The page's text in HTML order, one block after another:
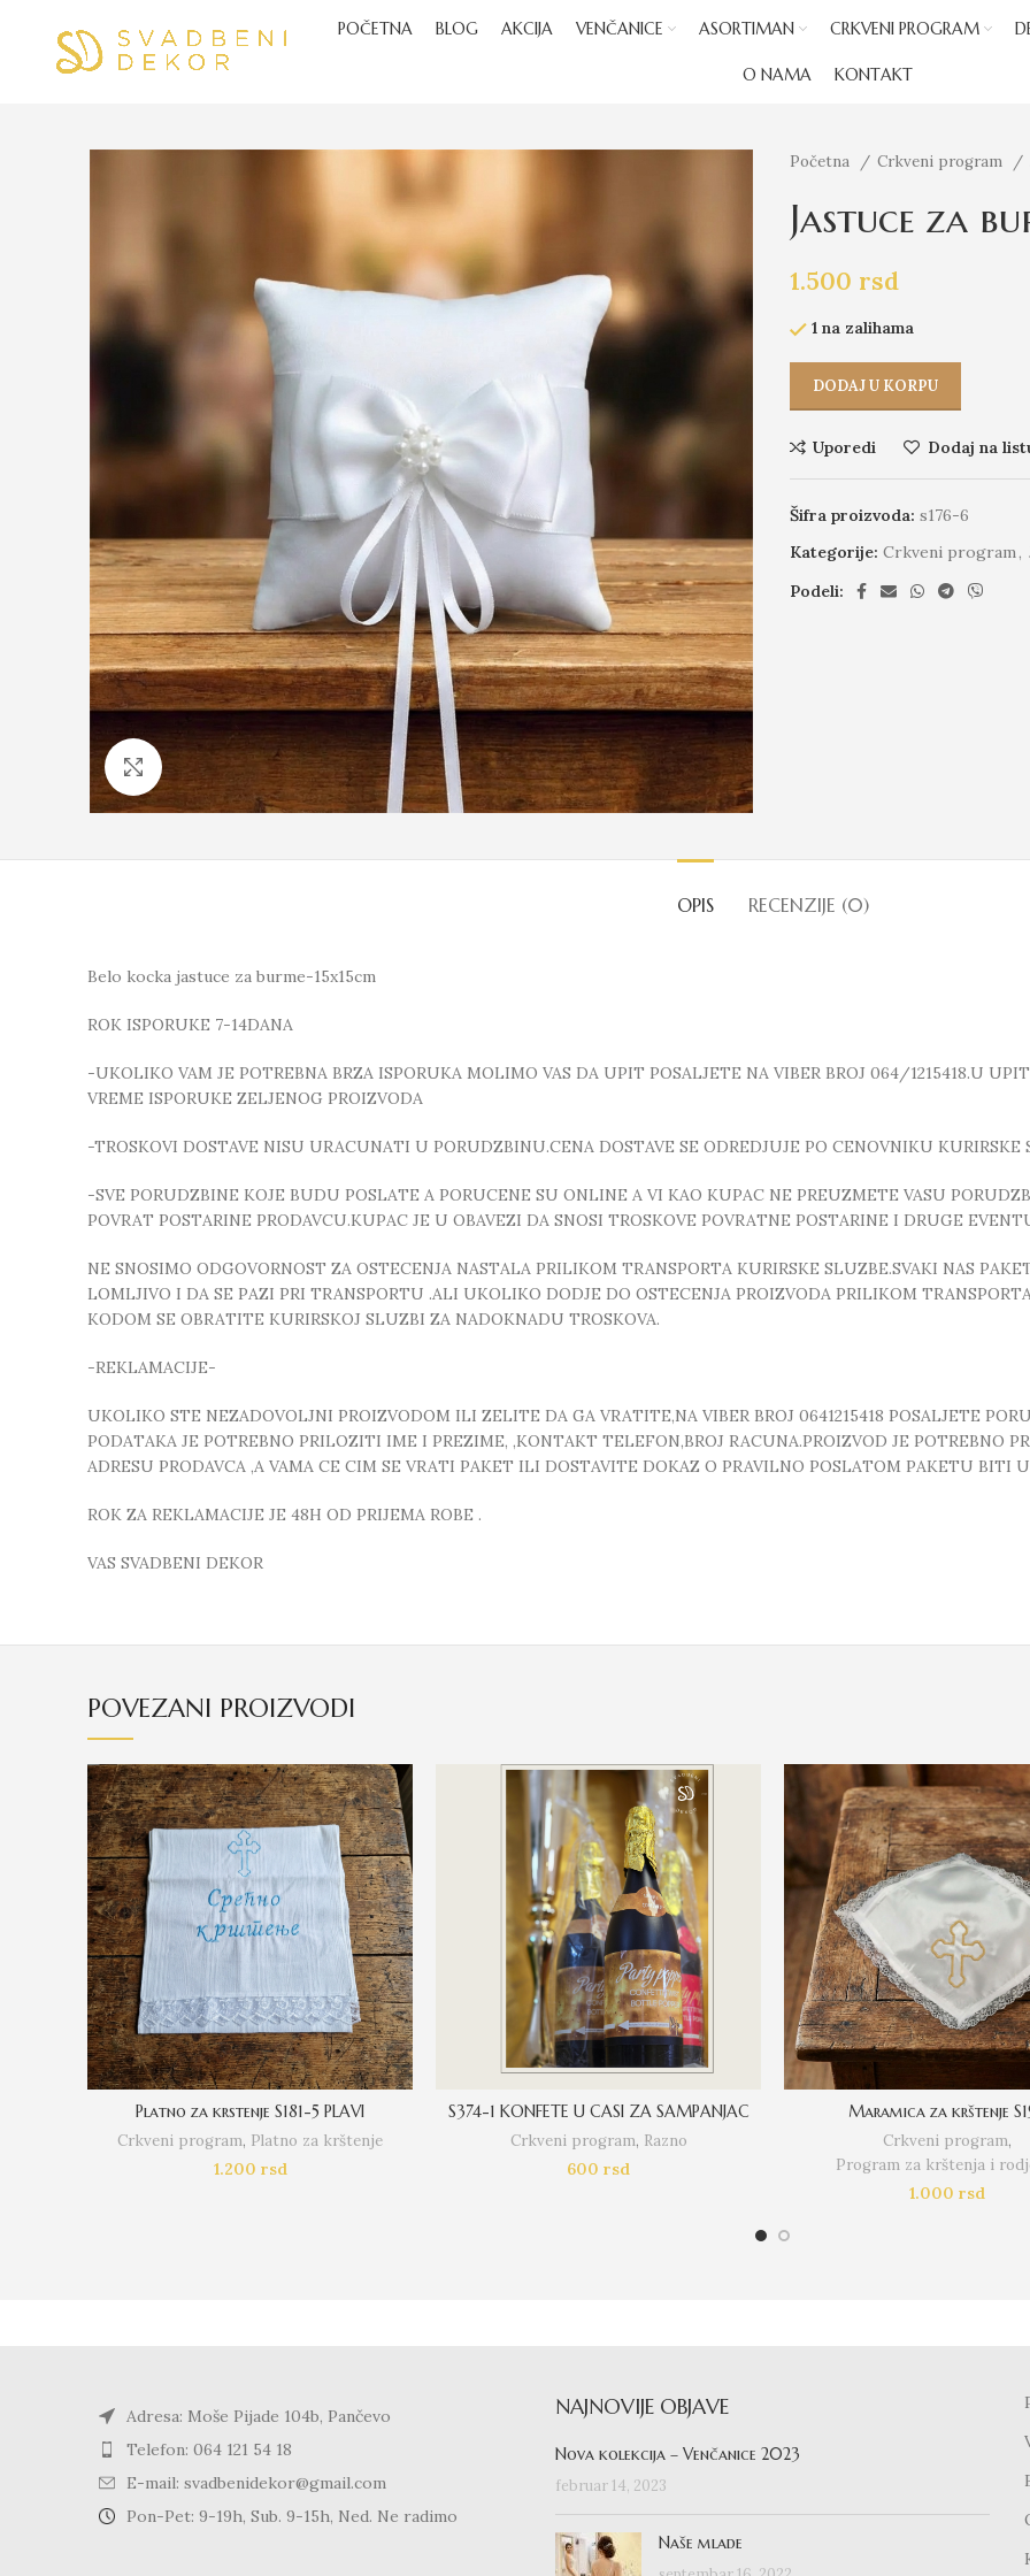
POČETNA BLOG AKCIJA VENČANICE ASORTIMAN CRKVENI PROGRAM
O NAMA KONTAKT
Click to enlarge
Početna Crkveni program
Jastuce za
1.500 rsd
1 na zalihama
DODAJ U KORPU
Uporedi Dodaj na
Šifra proizvoda: s176-6
Kategorije: Crkveni program ,
Podeli:
OPIS RECENZIJE (0)
Belo kocka jastuce za burme-15x15cm
ROK ISPORUKE 7-14DANA
-UKOLIKO VAM JE POTREBNA BRZA ISPORUKA MOLIMO VAS DA UPIT POSALJETE NA VIBER BROJ 064/1215418.U
VREME ISPORUKE ZELJENOG PROIZVODA
-TROSKOVI DOSTAVE NISU URACUNATI U PORUDZBINU.CENA DOSTAVE SE ODREDJUJE PO CENOVNIKU KURIRSKE
-SVE PORUDZBINE KOJE BUDU POSLATE A PORUCENE SU ONLINE A VI KAO KUPAC NE PREUZMETE VASU
POVRAT POSTARINE PRODAVCU.KUPAC JE U OBAVEZI DA SNOSI TROSKOVE POVRATNE POSTARINE I DRUGE
NE SNOSIMO ODGOVORNOST ZA OSTECENJA NASTALA PRILIKOM TRANSPORTA KURIRSKE SLUZBE.SVAKI NAS
LOMLJIVO I DA SE PAZI PRI TRANSPORTU .ALI UKOLIKO DODJE DO OSTECENJA PROIZVODA PRILIKOM
KODOM SE OBRATITE KURIRSKOJ SLUZBI ZA NADOKNADU TROSKOVA.
-REKLAMACIJE-
UKOLIKO STE NEZADOVOLJNI PROIZVODOM ILI ZELITE DA GA VRATITE,NA VIBER BROJ 0641215418 POSALJETE
PODATAKA JE POTREBNO PRILOZITI IME I PREZIME, ,KONTAKT TELEFON,BROJ RACUNA.PROIZVOD JE POTREBNO
ADRESU PRODAVCA ,A VAMA CE CIM SE VRATI PAKET ILI DOSTAVITE DOKAZ O PRAVILNO POSLATOM PAKETU BITI
ROK ZA REKLAMACIJE JE 48H OD PRIJEMA ROBE .
VAS SVADBENI DEKOR
POVEZANI PROIZVODI
Platno za krstenje S181-5 PLAVI
Crkveni program, Platno za krštenje
1.200 rsd
S374-1 KONFETE U CASI ZA SAMPANJAC
Crkveni program, Razno
600 rsd
Maramica za krštenje
Crkveni program,
Program za krštenja i
1.000 rsd
Adresa: Moše Pijade 104b, Pančevo
Telefon: 064 121 54 18
E-mail: svadbenidekor@gmail.com
Pon-Pet: 9-19h, Sub. 9-15h, Ned. Ne radimo
NAJNOVIJE OBJAVE
Nova kolekcija – Venčanice 2023
februar 14, 2023
Naše mlade